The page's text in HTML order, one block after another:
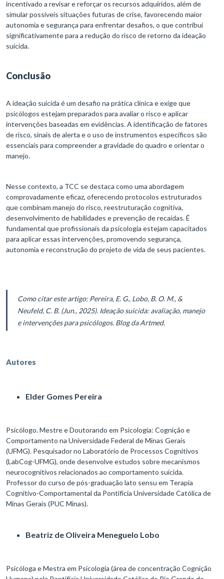
incentivado a revisar e reforçar os recursos adquiridos, além de
simular possíveis situações futuras de crise, favorecendo maior
autonomia e segurança para enfrentar desafios, o que contribui
significativamente para a redução do risco de retorno da ideação
suicida.
Conclusão
A ideação suicida é um desafio na prática clínica e exige que
psicólogos estejam preparados para avaliar o risco e aplicar
intervenções baseadas em evidências. A identificação de fatores
de risco, sinais de alerta e o uso de instrumentos específicos são
essenciais para compreender a gravidade do quadro e orientar o
manejo.
Nesse contexto, a TCC se destaca como uma abordagem
comprovadamente eficaz, oferecendo protocolos estruturados
que combinam manejo do risco, reestruturação cognitiva,
desenvolvimento de habilidades e prevenção de recaídas. É
fundamental que profissionais da psicologia estejam capacitados
para aplicar essas intervenções, promovendo segurança,
autonomia e reconstrução do projeto de vida de seus pacientes.
Como citar este artigo: Pereira, E. G., Lobo, B. O. M., &
Neufeld, C. B. (Jun., 2025). Ideação suicida: avaliação, manejo
e intervenções para psicólogos. Blog da Artmed.
Autores
Elder Gomes Pereira
Psicólogo. Mestre e Doutorando em Psicologia: Cognição e
Comportamento na Universidade Federal de Minas Gerais
(UFMG). Pesquisador no Laboratório de Processos Cognitivos
(LabCog-UFMG), onde desenvolve estudos sobre mecanismos
neurocognitivos relacionados ao comportamento suicida.
Professor do curso de pós-graduação lato sensu em Terapia
Cognitivo-Comportamental da Pontifícia Universidade Católica de
Minas Gerais (PUC Minas).
Beatriz de Oliveira Meneguelo Lobo
Psicóloga e Mestra em Psicologia (área de concentração Cognição